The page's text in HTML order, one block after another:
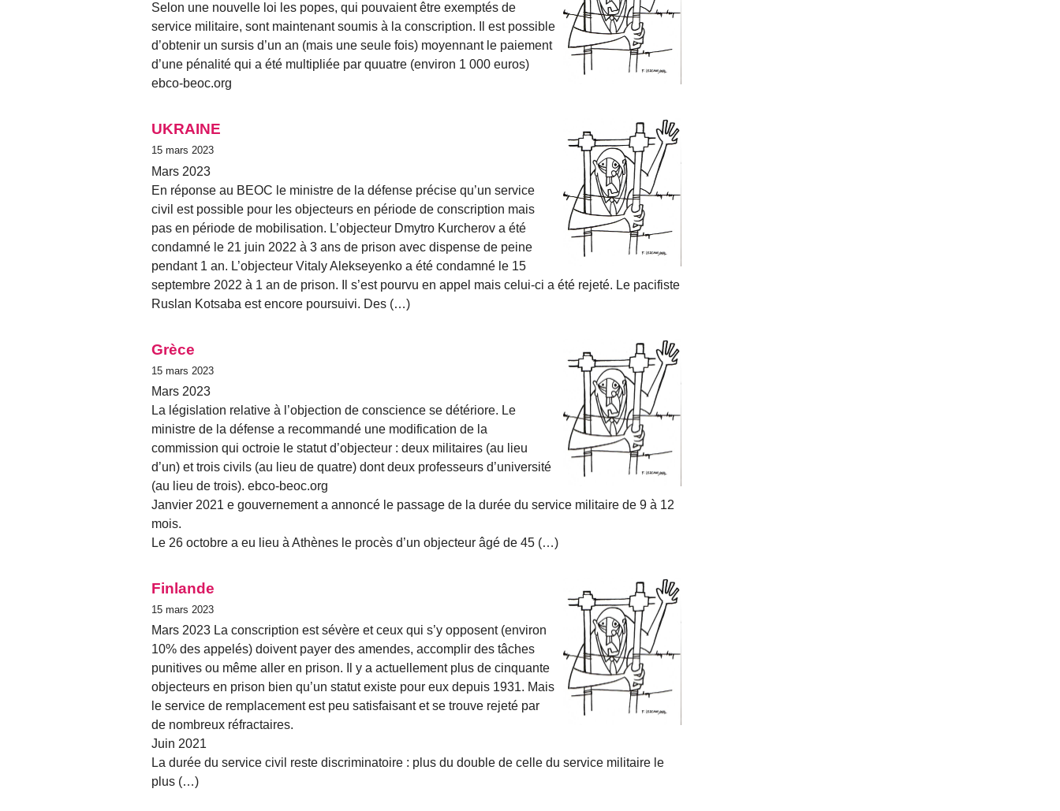
Selon une nouvelle loi les popes, qui pouvaient être exemptés de
service militaire, sont maintenant soumis à la conscription. Il est possible
d’obtenir un sursis d’un an (mais une seule fois) moyennant le paiement
d’une pénalité qui a été multipliée par quuatre (environ 1 000 euros)
ebco-beoc.org
UKRAINE
15 mars 2023
Mars 2023
En réponse au BEOC le ministre de la défense précise qu’un service
civil est possible pour les objecteurs en période de conscription mais
pas en période de mobilisation. L’objecteur Dmytro Kurcherov a été
condamné le 21 juin 2022 à 3 ans de prison avec dispense de peine
pendant 1 an. L’objecteur Vitaly Alekseyenko a été condamné le 15
septembre 2022 à 1 an de prison. Il s’est pourvu en appel mais celui-ci a été rejeté. Le pacifiste
Ruslan Kotsaba est encore poursuivi. Des (…)
Grèce
15 mars 2023
Mars 2023
La législation relative à l’objection de conscience se détériore. Le
ministre de la défense a recommandé une modification de la
commission qui octroie le statut d’objecteur : deux militaires (au lieu
d’un) et trois civils (au lieu de quatre) dont deux professeurs d’université
(au lieu de trois). ebco-beoc.org
Janvier 2021 e gouvernement a annoncé le passage de la durée du service militaire de 9 à 12
mois.
Le 26 octobre a eu lieu à Athènes le procès d’un objecteur âgé de 45 (…)
Finlande
15 mars 2023
Mars 2023 La conscription est sévère et ceux qui s’y opposent (environ
10% des appelés) doivent payer des amendes, accomplir des tâches
punitives ou même aller en prison. Il y a actuellement plus de cinquante
objecteurs en prison bien qu’un statut existe pour eux depuis 1931. Mais
le service de remplacement est peu satisfaisant et se trouve rejeté par
de nombreux réfractaires.
Juin 2021
La durée du service civil reste discriminatoire : plus du double de celle du service militaire le
plus (…)